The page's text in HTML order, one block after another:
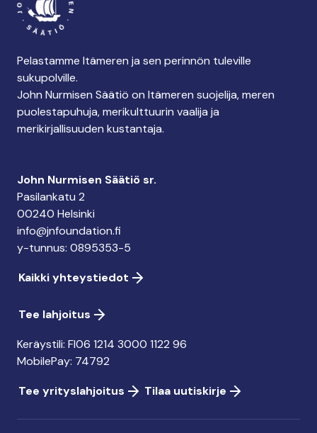
Pelastamme Itämeren ja sen perinnön tuleville
sukupolville.
John Nurmisen Säätiö on Itämeren suojelija, meren
puolestapuhuja, merikulttuurin vaalija ja
merikirjallisuuden kustantaja.
John Nurmisen Säätiö sr.
Pasilankatu 2
00240 Helsinki
info@jnfoundation.fi
y-tunnus: 0895353-5
Kaikki yhteystiedot
Tee lahjoitus
Keräystili: FI06 1214 3000 1122 96
MobilePay: 74792
Tee yrityslahjoitus
Tilaa uutiskirje